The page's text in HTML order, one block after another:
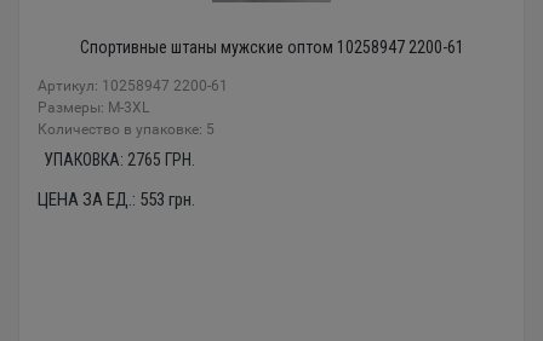
Спортивные штаны мужские оптом 10258947 2200-61
Артикул: 10258947 2200-61
Размеры: M-3XL
Количество в упаковке: 5
УПАКОВКА: 2765 ГРН.
ЦЕНА ЗА ЕД.: 553 грн.